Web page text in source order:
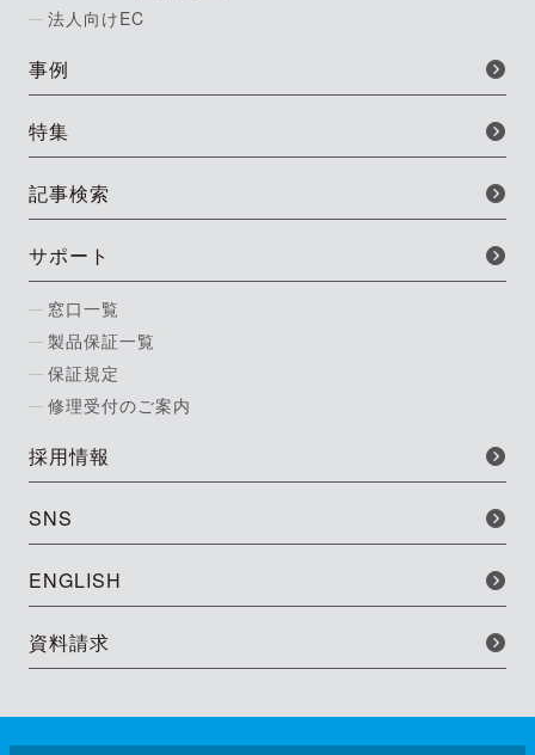
法人向けEC
事例
特集
記事検索
サポート
窓口一覧
製品保証一覧
保証規定
修理受付のご案内
採用情報
SNS
ENGLISH
資料請求